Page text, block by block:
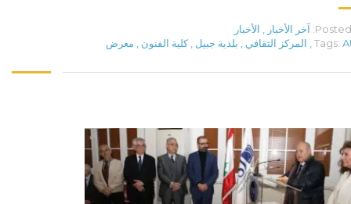
Posted آخر الأخبار , الأخبار
Tags:
, المركز الثقافي , بلدية جبيل , كلية الفنون , معرض